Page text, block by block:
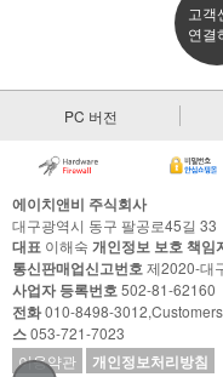
고객
연결
PC 버전
에이치앤비 주식회사
대구광역시 동구 팔공로45길 33
대표 이해숙 개인정보 보호 책임
통신판매업신고번호제2020-대
사업자 등록번호502-81-62160
전화010-8498-
스053-721-7023
이용약관
개인정보처리방침